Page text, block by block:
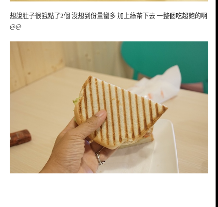
想說肚子很餓點了2個 沒想到份量蠻多 加上綠茶下去 一整個吃超飽的啊
@@